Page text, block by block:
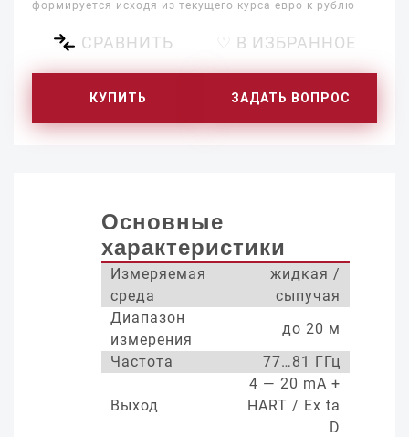
формируется исходя из текущего курса евро к рублю
СРАВНИТЬ ♡ В ИЗБРАННОЕ
КУПИТЬ ЗАДАТЬ ВОПРОС
Основные
характеристики
Измеряемая
среда
жидкая /
сыпучая
Диапазон
измерения
до 20 м
Частота
77…81 ГГц
Выход
4 — 20 mA +
HART / Ex ta
D